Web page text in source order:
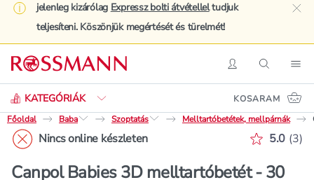
jelenleg kizárólag Expressz bolti átvételleltudjuk
teljesíteni. Köszönjük megértését és türelmét!
BelépésKeresés
KATEGÓRIÁK
Keresés
KOSARAM
Főoldal
Baba Szoptatás Melltartóbetétek, mellpárnák
Nincs online készleten 5.0 (3)
Canpol Babies 3D melltartóbetét - 30